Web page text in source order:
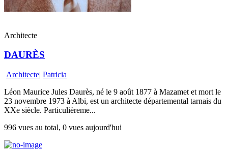
Architecte
DAURÈS
Architecte| Patricia
Léon Maurice Jules Daurès, né le 9 août 1877 à Mazamet et mort le
23 novembre 1973 à Albi, est un architecte départemental tarnais du
XXe siècle. Particulièreme...
996 vues au total, 0 vues aujourd'hui